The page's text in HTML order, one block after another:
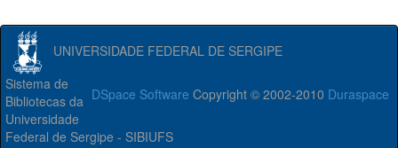
UNIVERSIDADE FEDERAL DE SERGIPE
DSpace Software Copyright © 2002-2010 Duraspace
Sistema de
Bibliotecas da
Universidade
Federal de Sergipe - SIBIUFS